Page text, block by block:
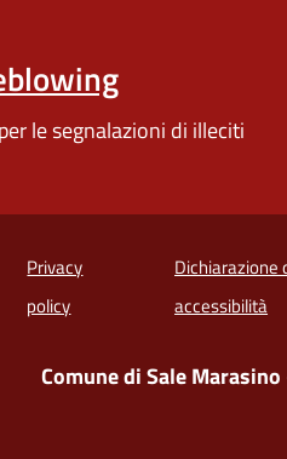
le segnalazioni di illeciti
Privacy
policy
Dichiarazione
accessibilità
Comune di Sale Marasino